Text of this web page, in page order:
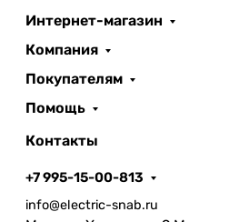
Интернет-магазин
Компания
Покупателям
Помощь
Контакты
+7 995-15-00-813
info@electric-snab.ru